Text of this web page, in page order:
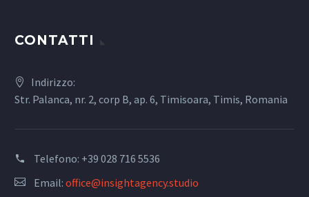
CONTATTI
Indirizzo:
Str. Palanca, nr. 2, corp B, ap. 6, Timisoara, Timis, Romania
Telefono: +39 028 716 5536
Email: office@insightagency.studio